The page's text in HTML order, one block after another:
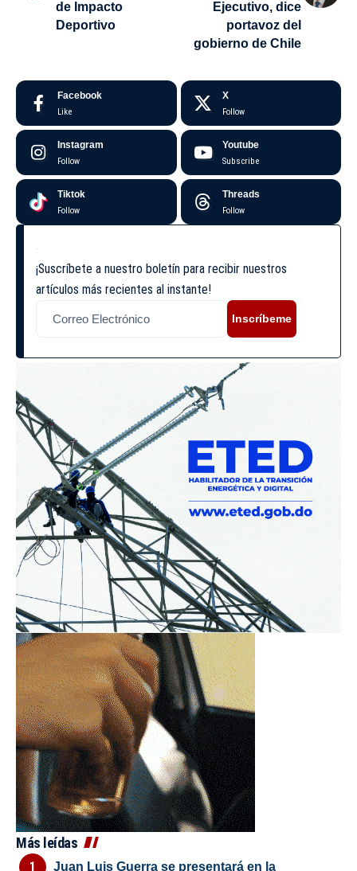
de Impacto
Deportivo
Ejecutivo, dice
portavoz del
gobierno de Chile
Facebook
Like
X
Follow
Instagram
Follow
Youtube
Subscribe
Tiktok
Follow
Threads
Follow
¡Suscríbete a nuestro boletín para recibir nuestros
artículos más recientes al instante!
Inscríbeme
Más leídas
Juan Luis Guerra se presentará en la